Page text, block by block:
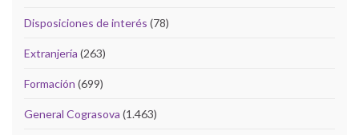
Disposiciones de interés (78)
Extranjería (263)
Formación (699)
General Cograsova (1.463)